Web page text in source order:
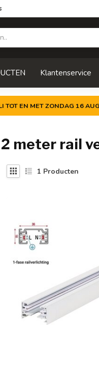
Klantenservice
TOT EN MET ZONDAG 16
meter rail
1 Producten